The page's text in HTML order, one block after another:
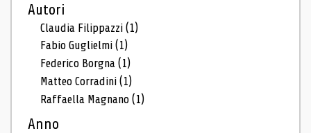
Autori
Claudia Filippazzi(1)
Fabio Guglielmi(1)
Federico Borgna(1)
Matteo Corradini(1)
Raffaella Magnano(1)
Anno